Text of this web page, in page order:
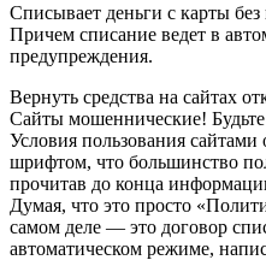
Списывает деньги с карты
Причем списание ведет в
предупреждения.
Вернуть средства на сайтах
Сайты мошеннические!
Условия пользования
шрифтом, что большинство
прочитав до конца
Думая, что это просто
самом деле — это договор
автоматическом режиме,